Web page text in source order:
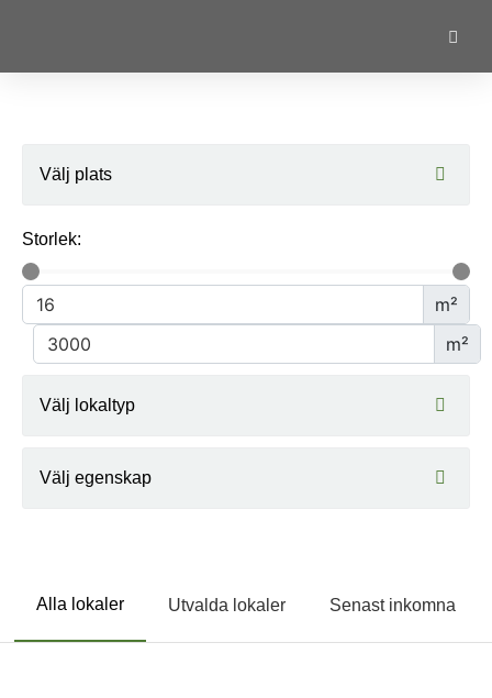
Välj plats
Storlek:
m²
m²
Välj lokaltyp
Välj egenskap
Alla lokaler Utvalda lokaler Senast inkomna